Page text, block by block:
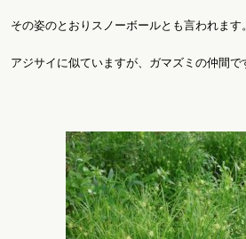
その姿のとおりスノーボールとも言われます。
アジサイに似ていますが、ガマズミの仲間で